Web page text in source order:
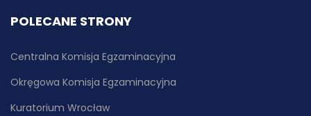
POLECANE STRONY
Centralna Komisja Egzaminacyjna
Okręgowa Komisja Egzaminacyjna
Kuratorium Wrocław